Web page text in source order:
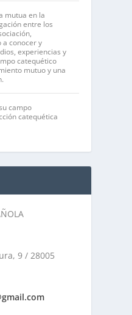
mutua en la
entre los
a conocer y
experiencias y
catequético
mutuo y una
campo
catequética
9 / 28005